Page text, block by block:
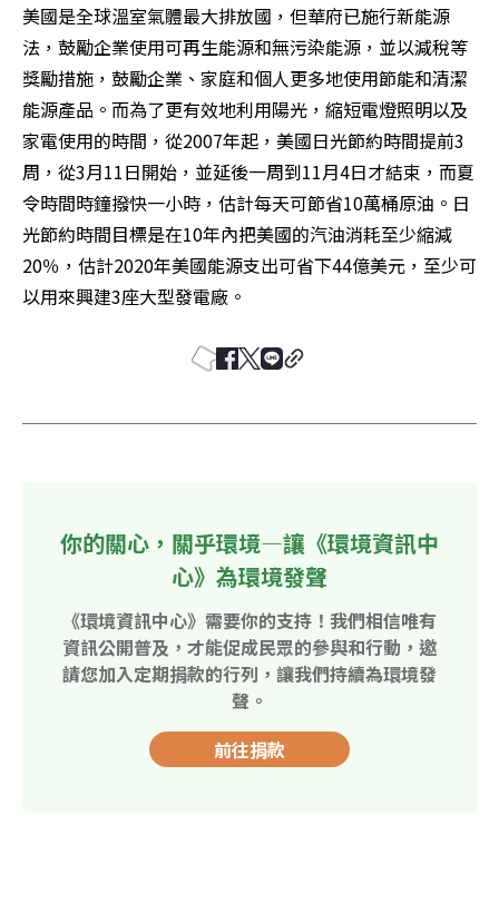
美國是全球溫室氣體最大排放國，但華府已施行新能源
法，鼓勵企業使用可再生能源和無污染能源，並以減稅等
獎勵措施，鼓勵企業、家庭和個人更多地使用節能和清潔
能源產品。而為了更有效地利用陽光，縮短電燈照明以及
家電使用的時間，從2007年起，美國日光節約時間提前3
周，從3月11日開始，並延後一周到11月4日才結束，而夏
令時間時鐘撥快一小時，估計每天可節省10萬桶原油。日
光節約時間目標是在10年內把美國的汽油消耗至少縮減
20％，估計2020年美國能源支出可省下44億美元，至少可
以用來興建3座大型發電廠。
你的關心，關乎環境—讓《環境資訊中
心》為環境發聲
《環境資訊中心》需要你的支持！我們相信唯有
資訊公開普及，才能促成民眾的參與和行動，邀
請您加入定期捐款的行列，讓我們持續為環境發
聲。
前往捐款